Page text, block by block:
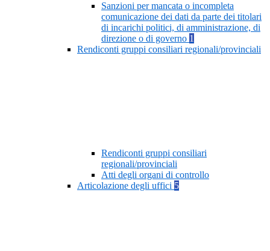
Sanzioni per mancata o incompleta
comunicazione dei dati da parte dei titolari
di incarichi politici, di amministrazione, di
direzione o di governo 1
Rendiconti gruppi consiliari regionali/provinciali
Rendiconti gruppi consiliari
regionali/provinciali
Atti degli organi di controllo
Articolazione degli uffici 5